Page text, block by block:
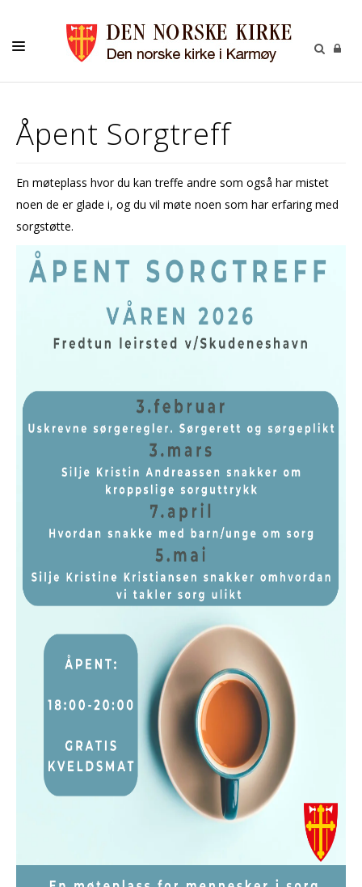
KONTAKT
Åpent Sorgtreff
En møteplass hvor du kan treffe andre som også har mistet
noen de er glade i, og du vil møte noen som har erfaring med
sorgstøtte.